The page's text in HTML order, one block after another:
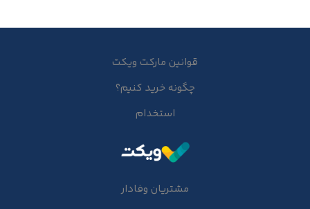
قوانین مارکت ویکت
چگونه خرید کنیم؟
استخدام
مشتریان وفادار